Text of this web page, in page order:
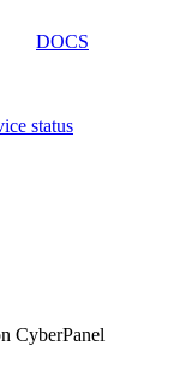
DOCS
status
CyberPanel